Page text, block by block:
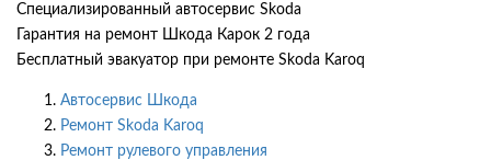
Специализированный автосервис Skoda
Гарантия на ремонт Шкода Карок 2 года
Бесплатный эвакуатор при ремонте Skoda Karoq
Автосервис Шкода
Ремонт Skoda Karoq
Ремонт рулевого управления